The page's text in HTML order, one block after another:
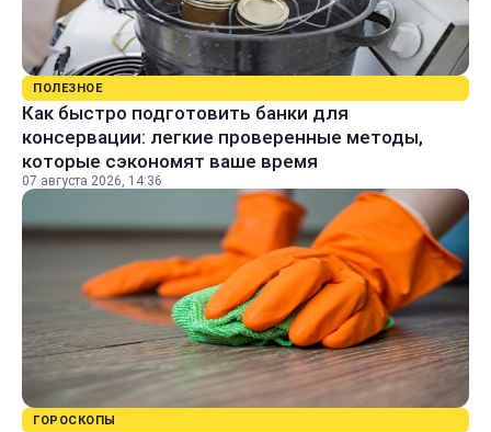
ПОЛЕЗНОЕ
Как быстро подготовить банки для
консервации: легкие проверенные методы,
которые сэкономят ваше время
07 августа 2026, 14:36
ГОРОСКОПЫ